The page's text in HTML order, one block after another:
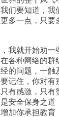
们要知道，
多一点，只
我就开始劝
各种网络的群
的问题，一
记住，你对有
有感激，只
安全保身之
加你承担教